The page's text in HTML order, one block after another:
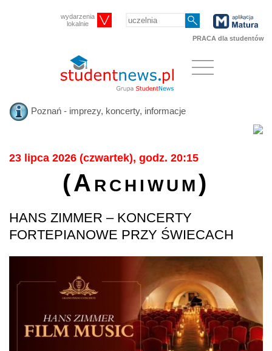
wydarzenia
lokalnie
PRACA dla studentów
Poznań - imprezy, koncerty, informacje
23 lipca 2026 (czwartek), godz. 20:15
(Archiwum)
HANS ZIMMER – KONCERTY
FORTEPIANOWE PRZY ŚWIECACH